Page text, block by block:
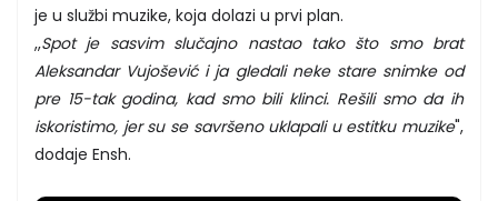
je u službi muzike, koja dolazi u prvi plan.
,,Spot je sasvim slučajno nastao tako što smo brat
Aleksandar Vujošević i ja gledali neke stare snimke od
pre 15-tak godina, kad smo bili klinci. Rešili smo da ih
iskoristimo, jer su se savršeno uklapali u estitku muzike",
dodaje Ensh.